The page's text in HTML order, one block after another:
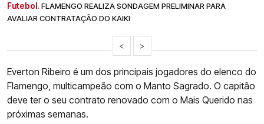
Futebol. FLAMENGO REALIZA SONDAGEM PRELIMINAR PARA
AVALIAR CONTRATAÇÃO DO KAIKI
< >
Everton Ribeiro é um dos principais jogadores do elenco do
Flamengo, multicampeão com o Manto Sagrado. O capitão
deve ter o seu contrato renovado com o Mais Querido nas
próximas semanas.